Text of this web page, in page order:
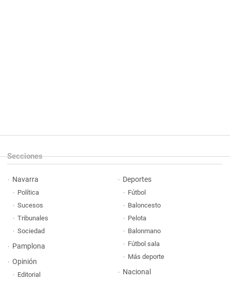
Secciones
Navarra
Política
Sucesos
Tribunales
Sociedad
Pamplona
Opinión
Editorial
Deportes
Fútbol
Baloncesto
Pelota
Balonmano
Fútbol sala
Más deporte
Nacional